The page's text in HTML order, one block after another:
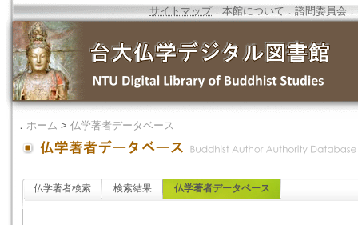
サイトマップ．本館について ．諮問委員会 ．
． ホーム > 仏学著者データベース
仏学著者検索 検索結果 仏学著者データベース